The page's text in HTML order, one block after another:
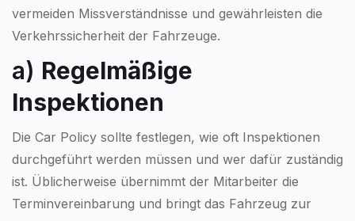
vermeiden Missverständnisse und gewährleisten die
Verkehrssicherheit der Fahrzeuge.
a) Regelmäßige
Inspektionen
Die Car Policy sollte festlegen, wie oft Inspektionen
durchgeführt werden müssen und wer dafür zuständig
ist. Üblicherweise übernimmt der Mitarbeiter die
Terminvereinbarung und bringt das Fahrzeug zur